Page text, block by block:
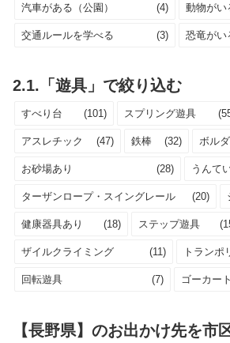
汽車がある（公園） (4) 動物がい
交通ルールを学べる (3) 恐竜がい
2.1.「遊具」で絞り込む
すべり台 (101) スプリング遊具
アスレチック (47) 鉄棒 (32) ボル
お砂場あり (28) うんて
ターザンロープ・スイングレール (20)
健康器具あり (18) ステップ遊具
ザイルクライミング (11) トランポ
回転遊具 (7) ゴーカート
【長野県】のお出かけ先を市